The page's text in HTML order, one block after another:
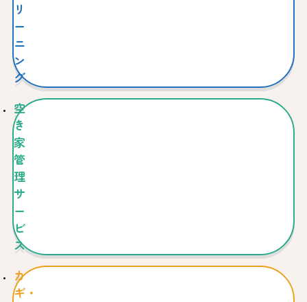
リ
ー
ニ
ン
グ
空
き
家
管
理
サ
ー
ビ
ス
カ
ギ・